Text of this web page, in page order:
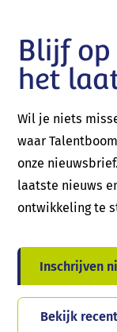
Blijf op
het
Wil je niets
waar
onze
laatste nieuws
ontwikkeling te
Inschrijven
Bekijk